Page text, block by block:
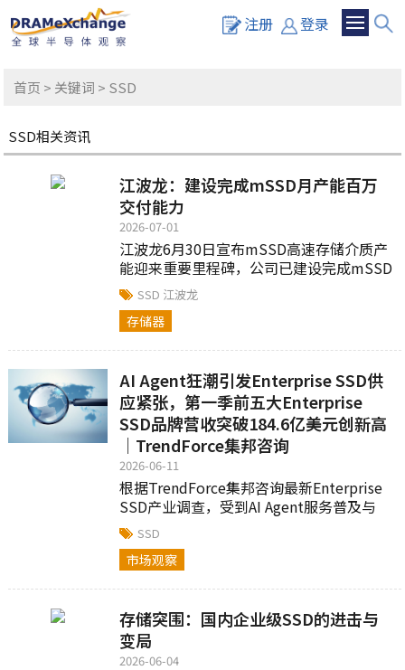
注册 登录
首页 > 关键词 > SSD
SSD相关资讯
江波龙：建设完成mSSD月产能百万
交付能力
2026-07-01
江波龙6月30日宣布mSSD高速存储介质产
能迎来重要里程碑，公司已建设完成mSSD
月产能百万级交付能力...
SSD 江波龙
存储器
AI Agent狂潮引发Enterprise SSD供
应紧张，第一季前五大Enterprise
SSD品牌营收突破184.6亿美元创新高
｜TrendForce集邦咨询
2026-06-11
根据TrendForce集邦咨询最新Enterprise
SSD产业调查，受到AI Agent服务普及与
CSP（云端服务提供商）强劲订单带动...
SSD
市场观察
存储突围：国内企业级SSD的进击与
变局
2026-06-04